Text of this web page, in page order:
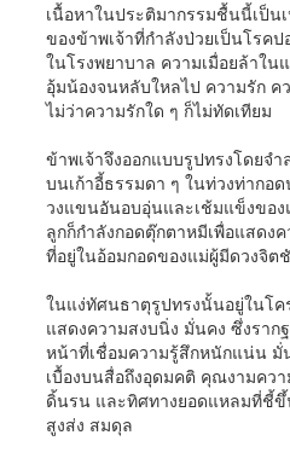
เนื้อหาในประติมากรรมชื้นนี้เป็
ของข้าพเจ้าที่กำลังป่วยเป็นโรค
ในโรงพยาบาล ความเมื่อยล้าใ
อุ้มน้องจนหลับใหลไป ความรัก
ไม่ว่าความรักใด ๆ ก็ไม่ทัดเทียม
ข้าพเจ้าจึงออกแบบรูปทรงโดยจ
บนเก้าอี้ธรรมดา ๆ ในท่วงท่ากอ
วงแขนอันอบอุ่นและเช้มแข็งขอ
ลูกก็กำลังกอดตุ๊กตาหมีเพื่อแสดง
ที่อยู่ในอ้อมกอดของแม่ผู้มีดวงจิต
ในแง่ทัศนธาตุรูปทรงนั้นอยู่ในโค
แสดงความสงบนิ่ง มั่นคง ซึ่งราก
หน้าที่เชื่อมความรู้สึกหนักแน่น
เบื้องบนสื่อถึงอุดมคติ คุณงามคว
ดิ้นรน และทิศทางยอดแหลมที่ชี้ขึ้
สูงส่ง สมดุล